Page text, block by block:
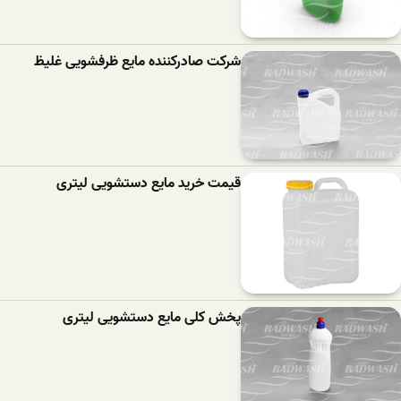
شرکت صادرکننده مایع ظرفشویی غلیظ
قیمت خرید مایع دستشویی لیتری
پخش کلی مایع دستشویی لیتری